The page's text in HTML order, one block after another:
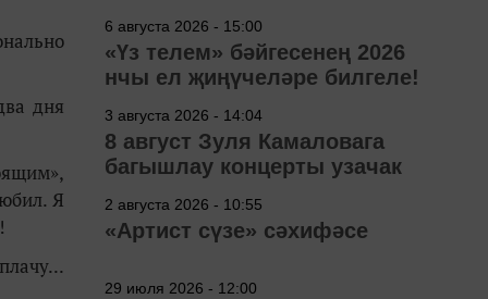
дня
Я
6 августа 2026 - 15:00
«Үз телем» бәйгесенең 2026
нчы ел җиңүчеләре билгеле!
3 августа 2026 - 14:04
8 август Зуля Камаловага
багышлау концерты узачак
2 августа 2026 - 10:55
«Артист сүзе» сәхифәсе
29 июля 2026 - 12:00